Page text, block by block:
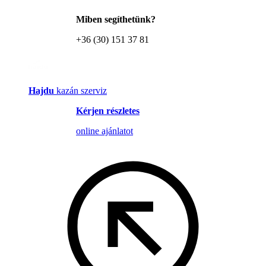
Miben segíthetünk?
+36 (30) 151 37 81
Hajdu kazán szerviz
Kérjen részletes
online ajánlatot